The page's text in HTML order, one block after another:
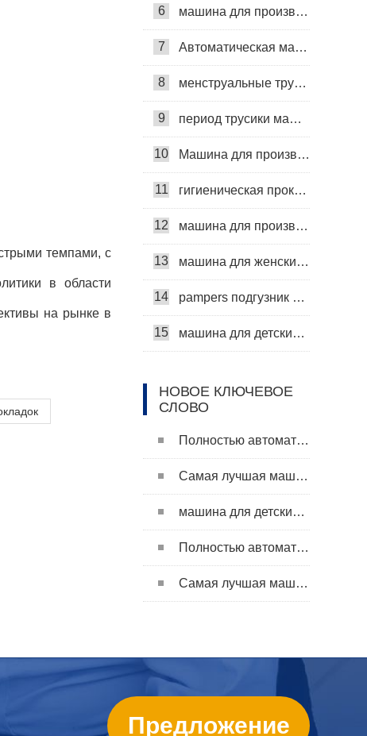
темпами, с
в области
на рынке в
6 машина для производства гигиенических прокладок
7 Автоматическая машина для изготовления гигиенических прокладок
8 менструальные трусики машина
9 период трусики машина
10 Машина для производства ежедневных прокладок
11 гигиеническая прокладка машина
12 машина для производства детских подгузников
13 машина для женских подгузников
14 pampers подгузник машина
15 машина для детских подгузников
НОВОЕ КЛЮЧЕВОЕ
СЛОВО
Полностью автоматическая машина для подгузников для взрослых
Самая лучшая машина для изготовления подгузников
машина для детских подгузников
Полностью автоматическая машина для подгузников для взрослых
Самая лучшая машина для изготовления подгузников
Предложение